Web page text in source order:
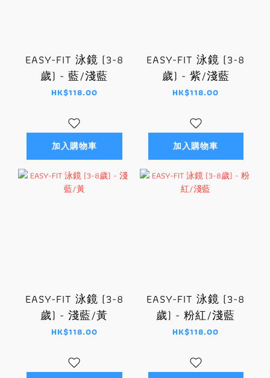
EASY-FIT 泳鏡 (3-8
歲) - 藍/淺藍
HK$118.00
加入購物車
EASY-FIT 泳鏡 (3-8
歲) - 紫/淺藍
HK$118.00
加入購物車
EASY-FIT 泳鏡 (3-8
歲) - 淺藍/黃
HK$118.00
EASY-FIT 泳鏡 (3-8
歲) - 粉紅/淺藍
HK$118.00